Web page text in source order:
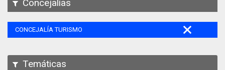
Concejalías
CONCEJALÍA TURISMO
Temáticas